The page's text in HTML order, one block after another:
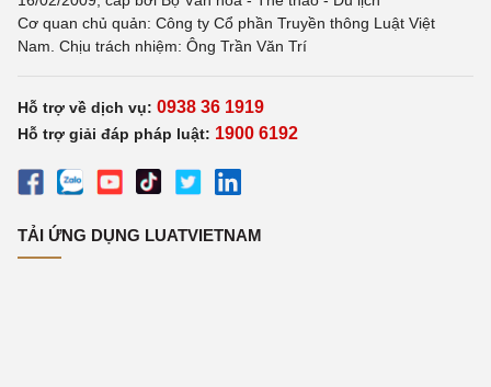
Cơ quan chủ quản: Công ty Cổ phần Truyền thông Luật Việt
Nam. Chịu trách nhiệm: Ông Trần Văn Trí
Hỗ trợ về dịch vụ: 0938 36 1919
Hỗ trợ giải đáp pháp luật: 1900 6192
TẢI ỨNG DỤNG LUATVIETNAM